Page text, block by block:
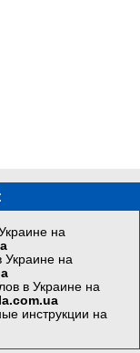
на
Украине на
в Украине на
инструкции на